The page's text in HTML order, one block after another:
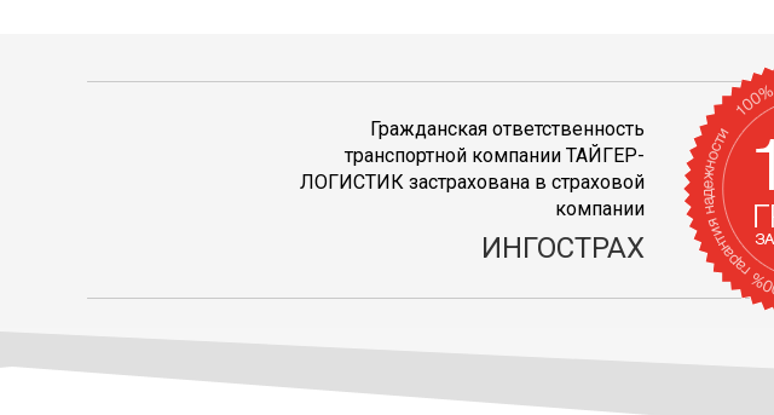
Гражданская ответственность
транспортной компании ТАЙГЕР-
ЛОГИСТИК застрахована в страховой
компании
ИНГОСТРАХ